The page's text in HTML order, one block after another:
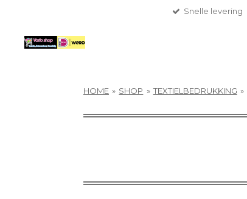
Snelle levering
HOME » SHOP » TEXTIELBEDRUKKING »